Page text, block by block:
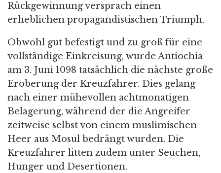
Rückgewinnung versprach einen
erheblichen propagandistischen Triumph.
Obwohl gut befestigt und zu groß für eine
vollständige Einkreisung, wurde Antiochia
am 3. Juni 1098 tatsächlich die nächste große
Eroberung der Kreuzfahrer. Dies gelang
nach einer mühevollen achtmonatigen
Belagerung, während der die Angreifer
zeitweise selbst von einem muslimischen
Heer aus Mosul bedrängt wurden. Die
Kreuzfahrer litten zudem unter Seuchen,
Hunger und Desertionen.